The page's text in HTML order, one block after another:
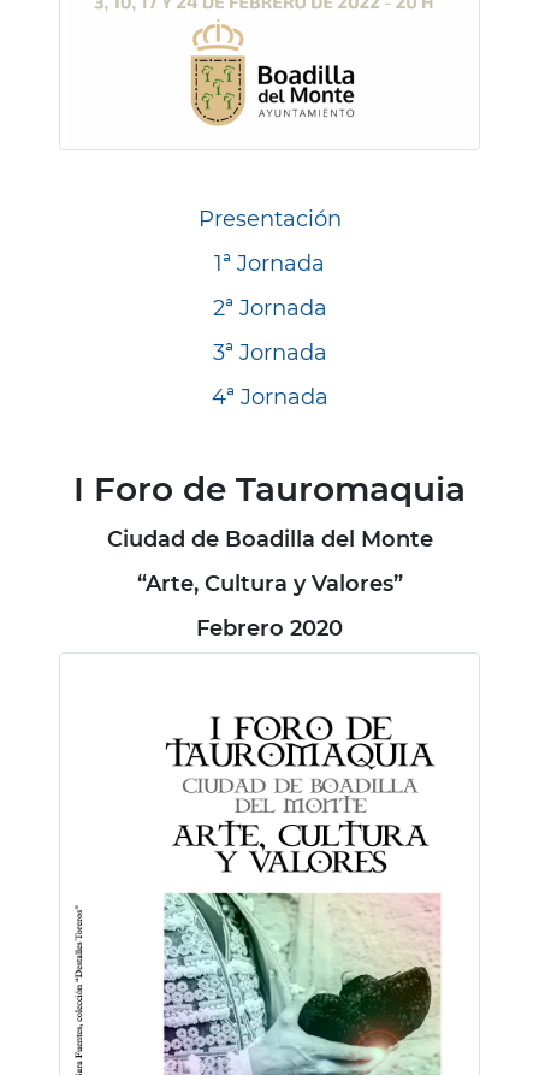
Presentación
1ª Jornada
2ª Jornada
3ª Jornada
4ª Jornada
I Foro de Tauromaquia
Ciudad de Boadilla del Monte
“Arte, Cultura y Valores”
Febrero 2020